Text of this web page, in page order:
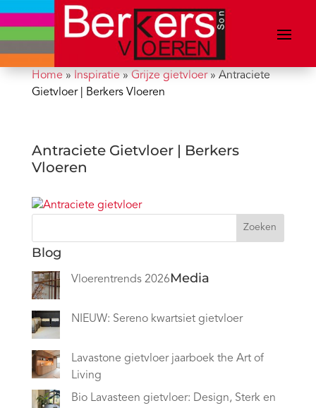
Home» Inspiratie» Grijze gietvloer» Antraciete
Gietvloer | Berkers Vloeren
Antraciete Gietvloer | Berkers
Vloeren
Zoeken
Blog
Vloerentrends 2026
NIEUW: Sereno kwartsiet gietvloer
Lavastone gietvloer jaarboek the Art of
Living
Bio Lavasteen gietvloer: Design, Sterk en
Media